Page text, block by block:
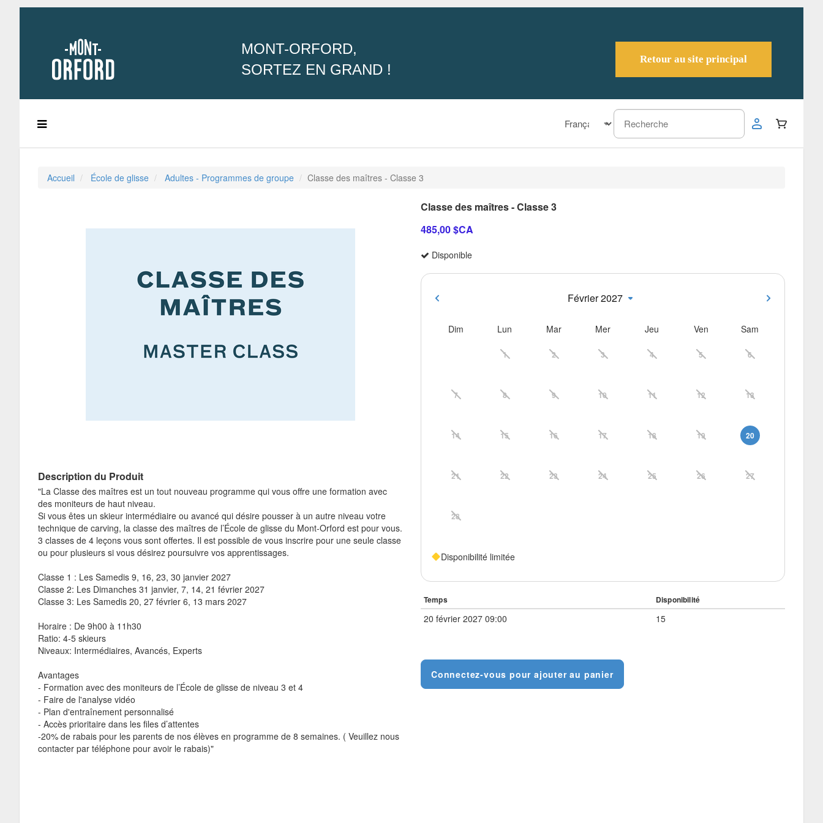
MONT-ORFORD,
SORTEZ EN GRAND !
Retour au site principal
Accueil École de glisse Adultes - Programmes de groupe Classe des maîtres - Classe 3
Description du Produit
"La Classe des maîtres est un tout nouveau programme qui vous offre une formation avec
des moniteurs de haut niveau.
Si vous êtes un skieur intermédiaire ou avancé qui désire pousser à un autre niveau votre
technique de carving, la classe des maîtres de l’École de glisse du Mont-Orford est pour vous.
3 classes de 4 leçons vous sont offertes. Il est possible de vous inscrire pour une seule classe
ou pour plusieurs si vous désirez poursuivre vos apprentissages.
Classe 1 : Les Samedis 9, 16, 23, 30 janvier 2027
Classe 2: Les Dimanches 31 janvier, 7, 14, 21 février 2027
Classe 3: Les Samedis 20, 27 février 6, 13 mars 2027
Horaire : De 9h00 à 11h30
Ratio: 4-5 skieurs
Niveaux: Intermédiaires, Avancés, Experts
Avantages
- Formation avec des moniteurs de l’École de glisse de niveau 3 et 4
- Faire de l'analyse vidéo
- Plan d'entraînement personnalisé
- Accès prioritaire dans les files d’attentes
-20% de rabais pour les parents de nos élèves en programme de 8 semaines. ( Veuillez nous
contacter par téléphone pour avoir le rabais)"
Classe des maîtres - Classe 3
485,00 $CA
Disponible
Février 2027
Dim Lun Mar Mer Jeu Ven Sam
1 2 3 4 5 6
7 8 9 10 11 12 13
14 15 16 17 18 19 20
21 22 23 24 25 26 27
28
Disponibilité limitée
Temps Disponibilité
20 février 2027 09:00 15
Connectez-vous pour ajouter au panier